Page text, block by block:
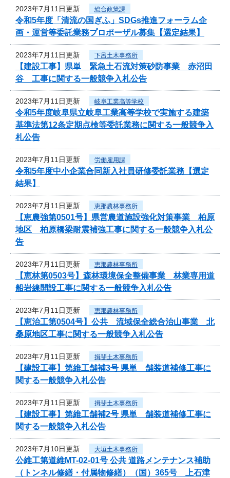
2023年7月11日更新 総合政策課
令和5年度「清流の国ぎふ」SDGs推進フォーラム企
画・運営等委託業務プロポーザル募集【選定結果】
2023年7月11日更新 下呂土木事務所
【建設工事】県単 緊急土石流対策砂防事業 赤沼田
谷 工事に関する一般競争入札公告
2023年7月11日更新 岐阜工業高等学校
令和5年度岐阜県立岐阜工業高等学校で実施する建築
基準法第12条定期点検等委託業務に関する一般競争入
札公告
2023年7月11日更新 労働雇用課
令和5年度中小企業合同新入社員研修委託業務【選定
結果】
2023年7月11日更新 恵那農林事務所
【恵農強第0501号】県営農道施設強化対策事業 柏原
地区 柏原橋梁耐震補強工事に関する一般競争入札公
告
2023年7月11日更新 恵那農林事務所
【恵林第0503号】森林環境保全整備事業 林業専用道
船岩線開設工事に関する一般競争入札公告
2023年7月11日更新 恵那農林事務所
【恵治工第0504号】公共 流域保全総合治山事業 北
桑原地区工事に関する一般競争入札公告
2023年7月11日更新 揖斐土木事務所
【建設工事】第維工舗補3号 県単 舗装道補修工事に
関する一般競争入札公告
2023年7月11日更新 揖斐土木事務所
【建設工事】第維工舗補2号 県単 舗装道補修工事に
関する一般競争入札公告
2023年7月10日更新 大垣土木事務所
公維工第道維MT-02-01号 公共 道路メンテナンス補助
（トンネル修繕・付属物修繕）（国）365号 上石津